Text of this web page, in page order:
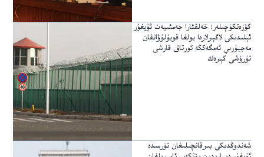
كۆزەتكۈچىلەر: خەلقئارا جەمئىيەت ئۇيغۇر
ئېلىدىكى لاگېرلاردا يولغا قويۇلۇۋاتقان
مەجبۇرىي ئەمگەككە ئورتاق قارشى
تۇرۇشى كېرەك
شەندوڭدىكى بىرقانچىلىغان تۈرمىدە